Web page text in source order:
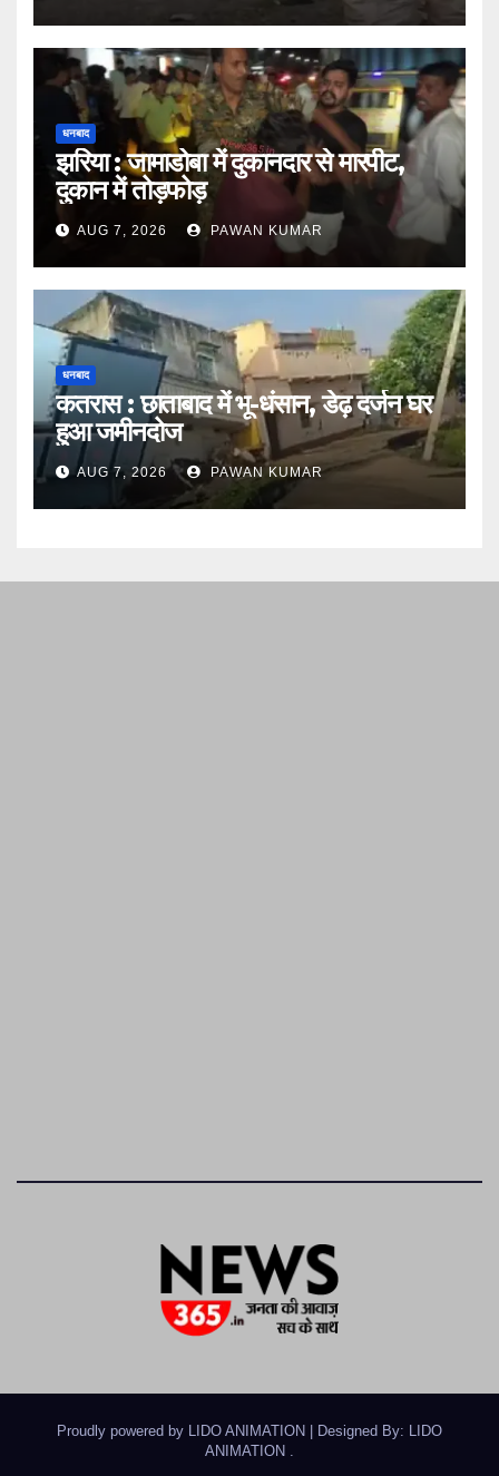
धनबाद
झरिया : जामाडोबा में दुकानदार से मारपीट,
दुकान में तोड़फोड़
AUG 7, 2026 PAWAN KUMAR
धनबाद
कतरास : छाताबाद में भू-धंसान, डेढ़ दर्जन घर
हुआ जमीनदोज
AUG 7, 2026 PAWAN KUMAR
Proudly powered by LIDO ANIMATION
Designed By: LIDO
ANIMATION